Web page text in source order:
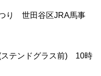
り 世田谷区JRA馬事
テンドグラス前) 10時